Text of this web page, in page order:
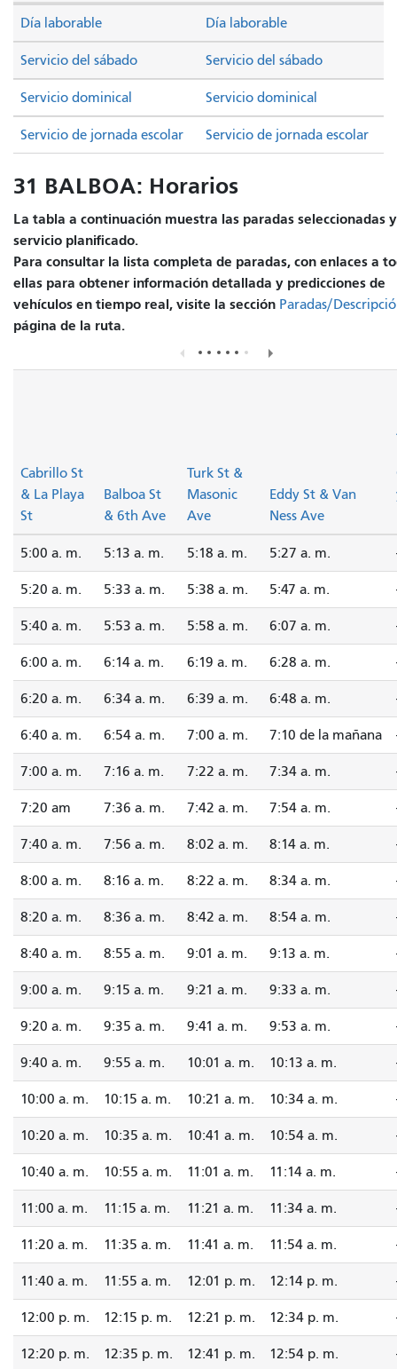
Servicio del sábado Servicio del sábado
Servicio dominical Servicio dominical
Día laborable Día laborable
Servicio de jornada escolar Servicio de jornada escolar
31 BALBOA: Horarios
La tabla a continuación muestra las paradas seleccionadas
servicio planificado.
Para consultar la lista completa de paradas, con enlaces a
ellas para obtener información detallada y predicciones de
vehículos en tiempo real, visite la sección Paradas/
página de la ruta.
Cabrillo St
& La Playa
St
Balboa St
& 6th Ave
Turk St &
Masonic
Ave
Eddy St & Van
Ness Ave
5:00 a. m. 5:13 a. m. 5:18 a. m. 5:27 a. m.
5:20 a. m. 5:33 a. m. 5:38 a. m. 5:47 a. m.
5:40 a. m. 5:53 a. m. 5:58 a. m. 6:07 a. m.
6:00 a. m. 6:14 a. m. 6:19 a. m. 6:28 a. m.
6:20 a. m. 6:34 a. m. 6:39 a. m. 6:48 a. m.
6:40 a. m. 6:54 a. m. 7:00 a. m. 7:10 de la mañana
7:00 a. m. 7:16 a. m. 7:22 a. m. 7:34 a. m.
7:20 am 7:36 a. m. 7:42 a. m. 7:54 a. m.
7:40 a. m. 7:56 a. m. 8:02 a. m. 8:14 a. m.
8:00 a. m. 8:16 a. m. 8:22 a. m. 8:34 a. m.
8:20 a. m. 8:36 a. m. 8:42 a. m. 8:54 a. m.
8:40 a. m. 8:55 a. m. 9:01 a. m. 9:13 a. m.
9:00 a. m. 9:15 a. m. 9:21 a. m. 9:33 a. m.
9:20 a. m. 9:35 a. m. 9:41 a. m. 9:53 a. m.
9:40 a. m. 9:55 a. m. 10:01 a. m. 10:13 a. m.
10:00 a. m. 10:15 a. m. 10:21 a. m. 10:34 a. m.
10:20 a. m. 10:35 a. m. 10:41 a. m. 10:54 a. m.
10:40 a. m. 10:55 a. m. 11:01 a. m. 11:14 a. m.
11:00 a. m. 11:15 a. m. 11:21 a. m. 11:34 a. m.
11:20 a. m. 11:35 a. m. 11:41 a. m. 11:54 a. m.
11:40 a. m. 11:55 a. m. 12:01 p. m. 12:14 p. m.
12:00 p. m. 12:15 p. m. 12:21 p. m. 12:34 p. m.
12:20 p. m. 12:35 p. m. 12:41 p. m. 12:54 p. m.